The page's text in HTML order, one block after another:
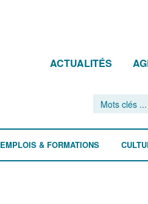
ACTUALITÉS
EMPLOIS & FORMATIONS